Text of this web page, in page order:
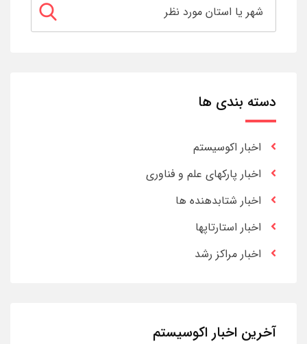
دسته بندی ها
اخبار اکوسیستم
اخبار پارکهای علم و فناوری
اخبار شتابدهنده ها
اخبار استارتاپها
اخبار مراکز رشد
آخرین اخبار اکوسیستم